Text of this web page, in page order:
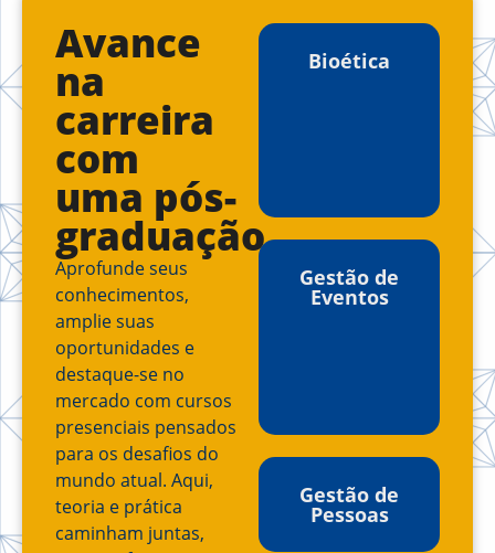
Avance
na
carreira
com
uma pós-
graduação
Aprofunde seus
conhecimentos,
amplie suas
oportunidades e
destaque-se no
mercado com cursos
presenciais pensados
para os desafios do
mundo atual. Aqui,
teoria e prática
caminham juntas,
Bioética
Gestão de
Eventos
Gestão de
Pessoas